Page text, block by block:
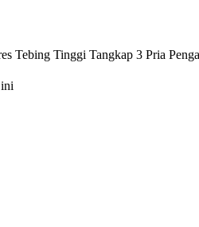
Tebing Tinggi Tangkap 3 Pria